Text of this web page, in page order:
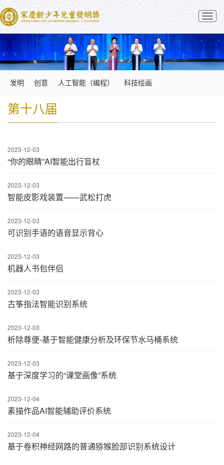
切
换
导
航
发明 创意 人工智能（编程） 科技绘画
第十八届
2023-12-03
“你的眼睛”AI智能出行盲杖
2023-12-03
智能皮影戏装置——武松打虎
2023-12-03
可识别手语的语音显示背心
2023-12-03
机器人书包伴侣
2023-12-03
古筝指法智能识别系统
2023-12-03
析除尊便-基于智能健康分析及环保节水马桶系统
2023-12-03
基于深度学习的“课堂画像”系统
2023-12-04
素描作品AI智能辅助评价系统
2023-12-04
基于卷积神经网路的普通猕猴脸部识别系统设计